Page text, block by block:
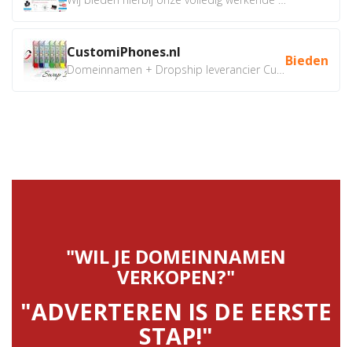
CustomiPhones.nl Bieden
"WIL JE DOMEINNAMEN
VERKOPEN?"
"ADVERTEREN IS DE EERSTE
STAP!"